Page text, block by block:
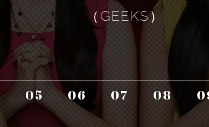
（GEEKS）
05 06 07 08